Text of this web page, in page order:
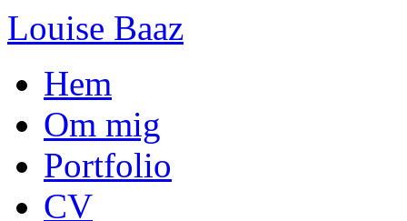
Louise Baaz
Hem
Om mig
Portfolio
CV